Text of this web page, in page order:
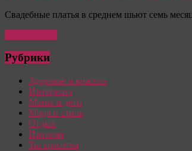
Свадебные платья в среднем шьют семь
Рубрики
Здоровье и красота
Интересно
Мамы и дети
Мода и стиль
Отдых
Питание
Ты красотка